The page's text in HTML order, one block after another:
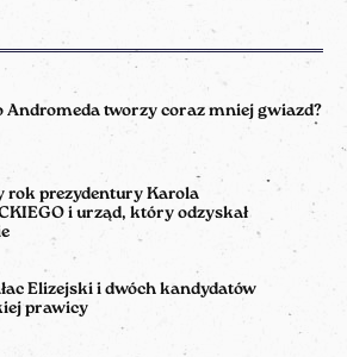
Andromeda tworzy coraz mniej gwiazd?
rok prezydentury Karola
i urząd, który odzyskał
Elizejski i dwóch kandydatów
prawicy